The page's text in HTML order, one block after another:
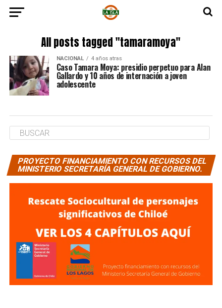
All posts tagged "tamaramoya"
NACIONAL 4 años atras
Caso Tamara Moya: presidio perpetuo para Alan
Gallardo y 10 años de internación a joven
adolescente
PROYECTO FINANCIAMIENTO CON RECURSOS DEL
MINISTERIO SECRETARÍA GENERAL DE GOBIERNO.